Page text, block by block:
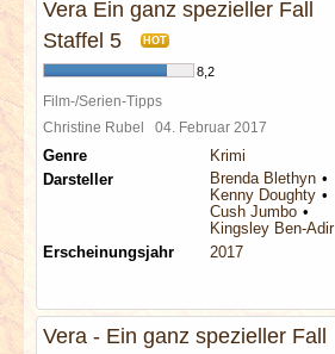
Vera Ein ganz spezieller Fall
Staffel 5
HOT
8,2
Film-/Serien-Tipps
Christine Rubel 04. Februar 2017
Genre
Krimi
Darsteller
Brenda Blethyn
Kenny Doughty
Cush Jumbo
Kingsley Ben-Adir
Erscheinungsjahr
2017
Vera - Ein ganz spezieller Fall